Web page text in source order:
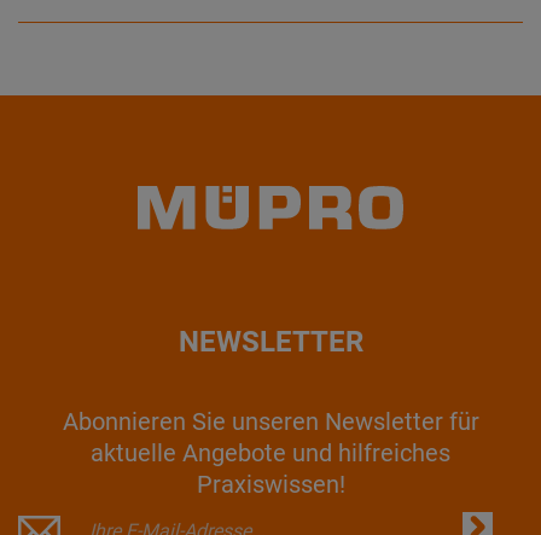
NEWSLETTER
Abonnieren Sie unseren Newsletter für
aktuelle Angebote und hilfreiches
Praxiswissen!